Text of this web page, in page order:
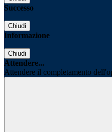
Successo
Chiudi
Informazione
Chiudi
Attendere...
Attendere il completamento